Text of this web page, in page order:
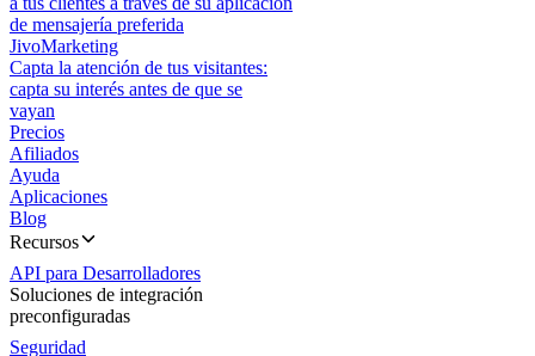
de mensajería preferida
JivoMarketing
Capta la atención de tus visitantes:
capta su interés antes de que se
vayan
Precios
Afiliados
Ayuda
Aplicaciones
Blog
Recursos
API para Desarrolladores
Soluciones de integración
preconfiguradas
Seguridad